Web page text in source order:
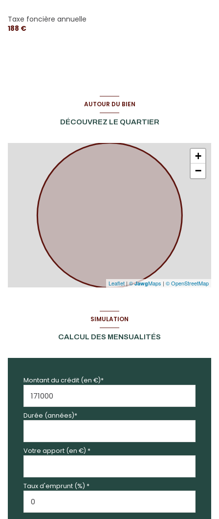
Cabanon
Taxe foncière annuelle
188 €
AUTOUR DU BIEN
DÉCOUVREZ LE QUARTIER
+
−
Leaflet |©JawgMaps | © OpenStreetMap
SIMULATION
CALCUL DES MENSUALITÉS
Montant du crédit (en €)*
Durée (années)*
Votre apport (en €) *
Taux d'emprunt (%) *